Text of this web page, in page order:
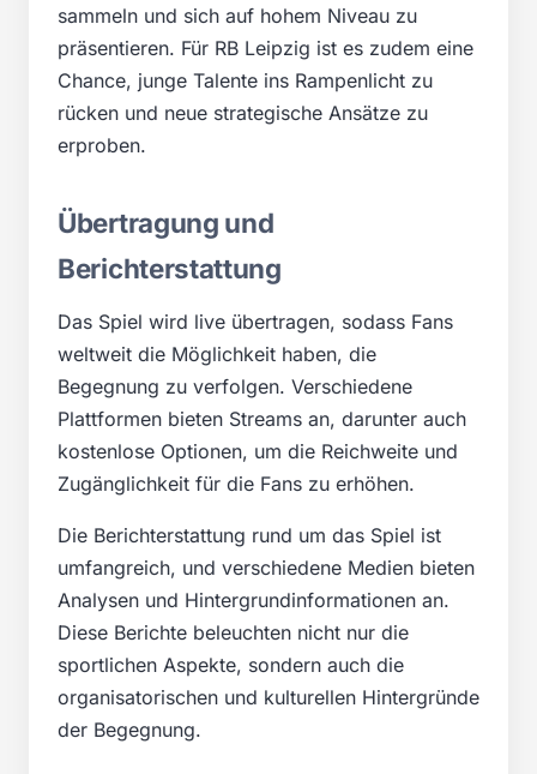
sammeln und sich auf hohem Niveau zu
präsentieren. Für RB Leipzig ist es zudem eine
Chance, junge Talente ins Rampenlicht zu
rücken und neue strategische Ansätze zu
erproben.
Übertragung und
Berichterstattung
Das Spiel wird live übertragen, sodass Fans
weltweit die Möglichkeit haben, die
Begegnung zu verfolgen. Verschiedene
Plattformen bieten Streams an, darunter auch
kostenlose Optionen, um die Reichweite und
Zugänglichkeit für die Fans zu erhöhen.
Die Berichterstattung rund um das Spiel ist
umfangreich, und verschiedene Medien bieten
Analysen und Hintergrundinformationen an.
Diese Berichte beleuchten nicht nur die
sportlichen Aspekte, sondern auch die
organisatorischen und kulturellen Hintergründe
der Begegnung.